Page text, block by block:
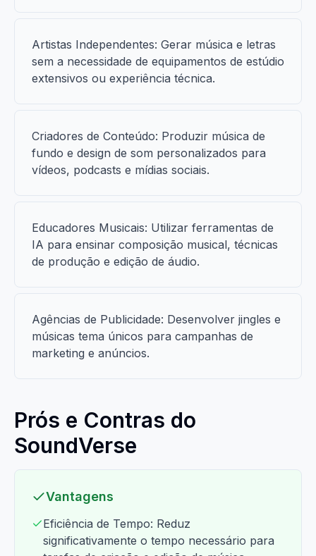
Artistas Independentes: Gerar música e letras
sem a necessidade de equipamentos de estúdio
extensivos ou experiência técnica.
Criadores de Conteúdo: Produzir música de
fundo e design de som personalizados para
vídeos, podcasts e mídias sociais.
Educadores Musicais: Utilizar ferramentas de
IA para ensinar composição musical, técnicas
de produção e edição de áudio.
Agências de Publicidade: Desenvolver jingles e
músicas tema únicos para campanhas de
marketing e anúncios.
Prós e Contras do
SoundVerse
Vantagens
Eficiência de Tempo: Reduz
significativamente o tempo necessário para